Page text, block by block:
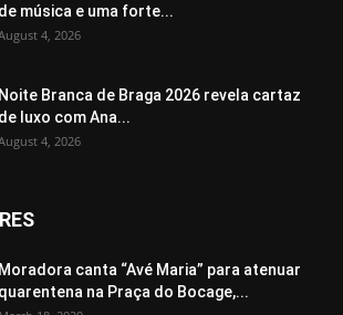
de música e uma forte...
4, 2026
Noite Branca de Braga 2026 revela cartaz
de luxo com Ana...
4, 2026
Moradora canta “Avé Maria” para atenuar
quarentena na Praça do Bocage,...